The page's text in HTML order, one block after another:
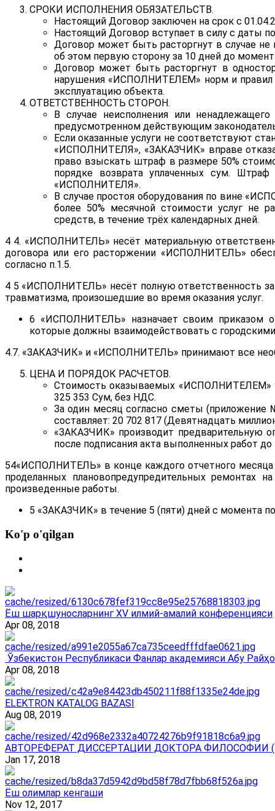
СРОКИ ИСПОЛНЕНИЯ ОБЯЗАТЕЛЬСТВ.
Настоящий Договор заключен на срок с
Настоящий Договор вступает в силу с даты
Договор может быть расторгнут в случае не
об этом первую сторону за 10 дней до
Договор может быть расторгнут в
нарушения «ИСПОЛНИТЕЛЕМ» норм и правил
эксплуатацию объекта.
ОТВЕТСТВЕННОСТЬ СТОРОН.
В случае неисполнения или
предусмотренном действующим
Если оказанные услуги не соответствуют
«ИСПОЛНИТЕЛЯ», «ЗАКАЗЧИК» вправе
право взыскать штраф в размере 50%
порядке возврата уплаченных сум.
«ИСПОЛНИТЕЛЯ».
В случае простоя оборудования по вине
более 50% месячной стоимости услуг не
средств, в течение трёх календарных дней.
4 4. «ИСПОЛНИТЕЛЬ» несёт материальную
договора или его расторжении «ИСПОЛНИТЕЛЬ»
согласно п.1.5.
4 5 «ИСПОЛНИТЕЛЬ» несёт полную ответственность за
травматизма, произошедшие во время оказания услуг.
6 «ИСПОЛНИТЕЛЬ» назначает своим приказом
которые должны взаимодействовать с
4.7. «ЗАКАЗЧИК» и «ИСПОЛНИТЕЛЬ» принимают все
ЦЕНА И ПОРЯДОК РАСЧЕТОВ.
Стоимость оказываемых «ИСПОЛНИТЕЛЕМ»
325 353 Сум, без НДС.
За один месяц согласно сметы
составляет: 20 702 817 (Девятнадцать
«ЗАКАЗЧИК» производит предварительную
после подписания акта выполненных работ
54«ИСПОЛНИТЕЛЬ» в конце каждого отчетного месяца
проделанных планово­предупредительных ремонтах
произведенные работы.
5 «ЗАКАЗЧИК» в течение 5 (пяти) дней с момента
Ko'p o'qilgan
Ёш шарқшуносларнинг ХV илмий-амалий конференцияси
Apr 08, 2018
Ўзбекистон Республикаси Фанлар академияси Абу
Apr 08, 2018
ELEKTRON KATALOG BAZASI
Aug 08, 2019
АВТОРЕФЕРАТ ДИССЕРТАЦИИ ДОКТОРА ФИЛОСОФИИ
Jan 17, 2018
Ёш олимлар кенгаши
Nov 12, 2017